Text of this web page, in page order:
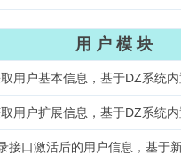
用 户 模 块
用户基本信息，基于DZ系统
用户扩展信息，基于DZ系统
口激活后的用户信息，基于